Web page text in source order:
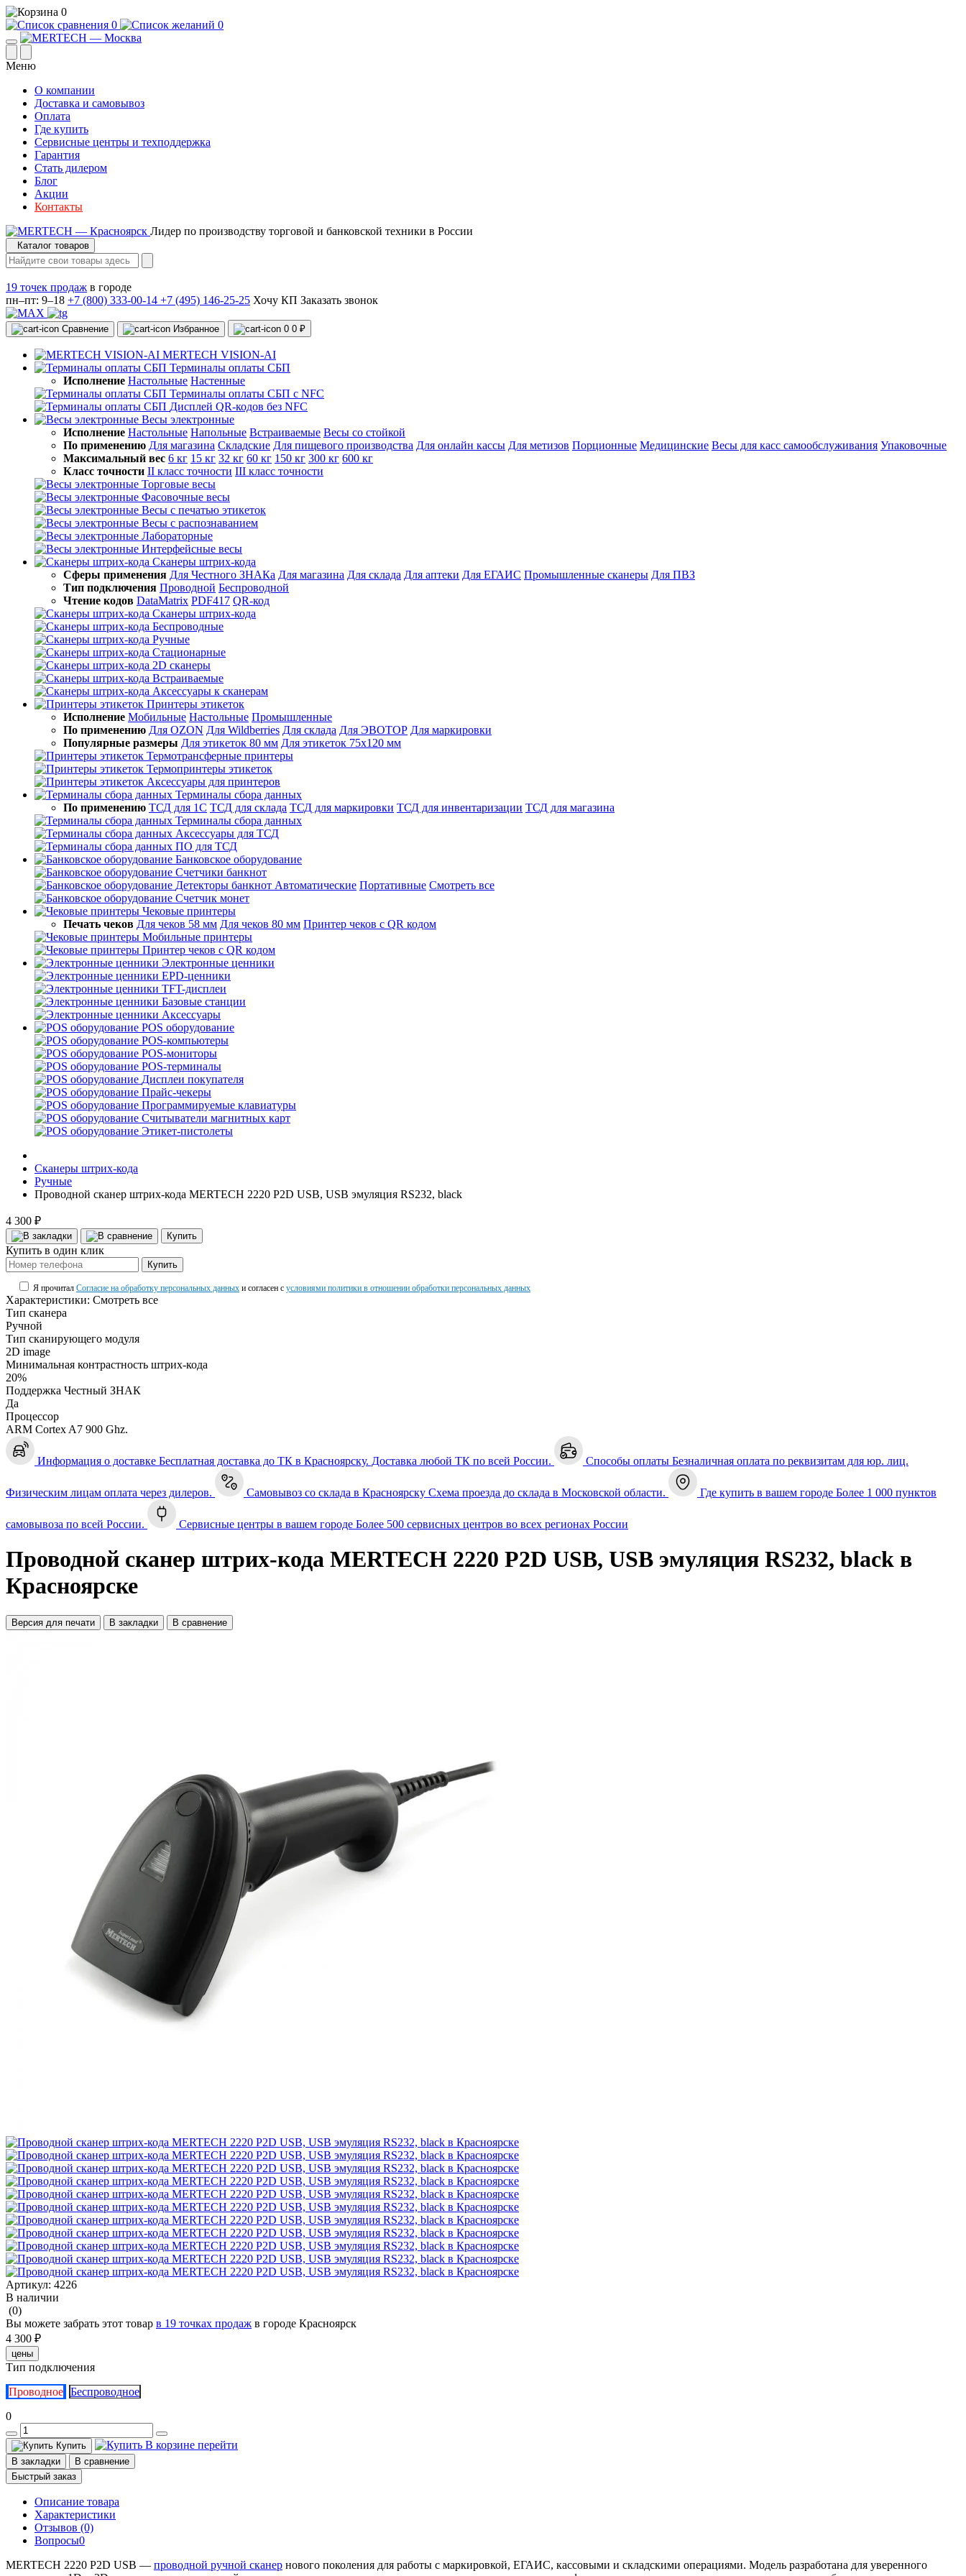
0
0
0
Меню
О компании
Доставка и самовывоз
Оплата
Где купить
Сервисные центры и техподдержка
Гарантия
Стать дилером
Блог
Акции
Контакты
Лидер по производству торговой и банковской техники в России
Каталог товаров
19 точек продаж в городе
пн–пт: 9–18 +7 (800) 333-00-14 +7 (495) 146-25-25 Хочу КП Заказать звонок
Сравнение Избранное 0 0 ₽
MERTECH VISION-AI
Терминалы оплаты СБП
Исполнение Настольные Настенные
Терминалы оплаты СБП с NFC
Дисплей QR-кодов без NFC
Весы электронные
Исполнение Настольные Напольные Встраиваемые Весы со стойкой
По применению Для магазина Складские Для пищевого производства Для онлайн кассы Для метизов Порционные Медицинские Весы для касс самообслуживания Упаковочные
Максимальный вес 6 кг 15 кг 32 кг 60 кг 150 кг 300 кг 600 кг
Класс точности II класс точности III класс точности
Торговые весы
Фасовочные весы
Весы с печатью этикеток
Весы с распознаванием
Лабораторные
Интерфейсные весы
Сканеры штрих-кода
Сферы применения Для Честного ЗНАКа Для магазина Для склада Для аптеки Для ЕГАИС Промышленные сканеры Для ПВЗ
Тип подключения Проводной Беспроводной
Чтение кодов DataMatrix PDF417 QR-код
Сканеры штрих-кода
Беспроводные
Ручные
Стационарные
2D сканеры
Встраиваемые
Аксессуары к сканерам
Принтеры этикеток
Исполнение Мобильные Настольные Промышленные
По применению Для OZON Для Wildberries Для склада Для ЭВОТОР Для маркировки
Популярные размеры Для этикеток 80 мм Для этикеток 75х120 мм
Термотрансферные принтеры
Термопринтеры этикеток
Аксессуары для принтеров
Терминалы сбора данных
По применению ТСД для 1С ТСД для склада ТСД для маркировки ТСД для инвентаризации ТСД для магазина
Терминалы сбора данных
Аксессуары для ТСД
ПО для ТСД
Банковское оборудование
Счетчики банкнот
Детекторы банкнот Автоматические Портативные Смотреть все
Счетчик монет
Чековые принтеры
Печать чеков Для чеков 58 мм Для чеков 80 мм Принтер чеков с QR кодом
Мобильные принтеры
Принтер чеков с QR кодом
Электронные ценники
EPD-ценники
TFT-дисплеи
Базовые станции
Аксессуары
POS оборудование
POS-компьютеры
POS-мониторы
POS-терминалы
Дисплеи покупателя
Прайс-чекеры
Программируемые клавиатуры
Считыватели магнитных карт
Этикет-пистолеты
Сканеры штрих-кода
Ручные
Проводной сканер штрих-кода MERTECH 2220 P2D USB, USB эмуляция RS232, black
4 300 ₽
Купить
Купить в один клик
Купить
Я прочитал Согласие на обработку персональных данных и согласен с условиями политики в отношении обработки персональных данных
Характеристики: Смотреть все
Тип сканера
Ручной
Тип сканирующего модуля
2D image
Минимальная контрастность штрих-кода
20%
Поддержка Честный ЗНАК
Да
Процессор
ARM Cortex A7 900 Ghz.
Информация о доставке Бесплатная доставка до ТК в Красноярску. Доставка любой ТК по всей России. Способы оплаты Безналичная оплата по реквизитам для юр. лиц.
Физическим лицам оплата через дилеров. Самовывоз со склада в Красноярску Схема проезда до склада в Московской области. Где купить в вашем городе Более 1 000 пунктов
самовывоза по всей России. Сервисные центры в вашем городе Более 500 сервисных центров во всех регионах России
Проводной сканер штрих-кода MERTECH 2220 P2D USB, USB эмуляция RS232, black в
Красноярске
Версия для печати В закладки В сравнение
Артикул: 4226
В наличии
(0)
Вы можете забрать этот товар в 19 точках продаж в городе Красноярск
4 300 ₽
цены
Тип подключения
Проводное Беспроводное
0
Купить В корзине перейти
В закладки
В сравнение
Быстрый заказ
Описание товара
Характеристики
Отзывов (0)
Вопросы0
MERTECH 2220 P2D USB — проводной ручной сканер нового поколения для работы с маркировкой, ЕГАИС, кассовыми и складскими операциями. Модель разработана для уверенного